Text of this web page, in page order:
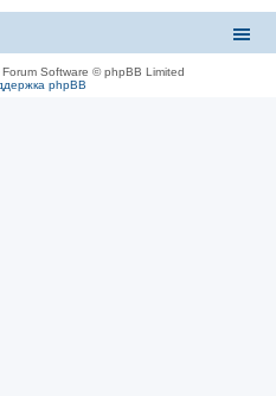
Software © phpBB Limited
phpBB